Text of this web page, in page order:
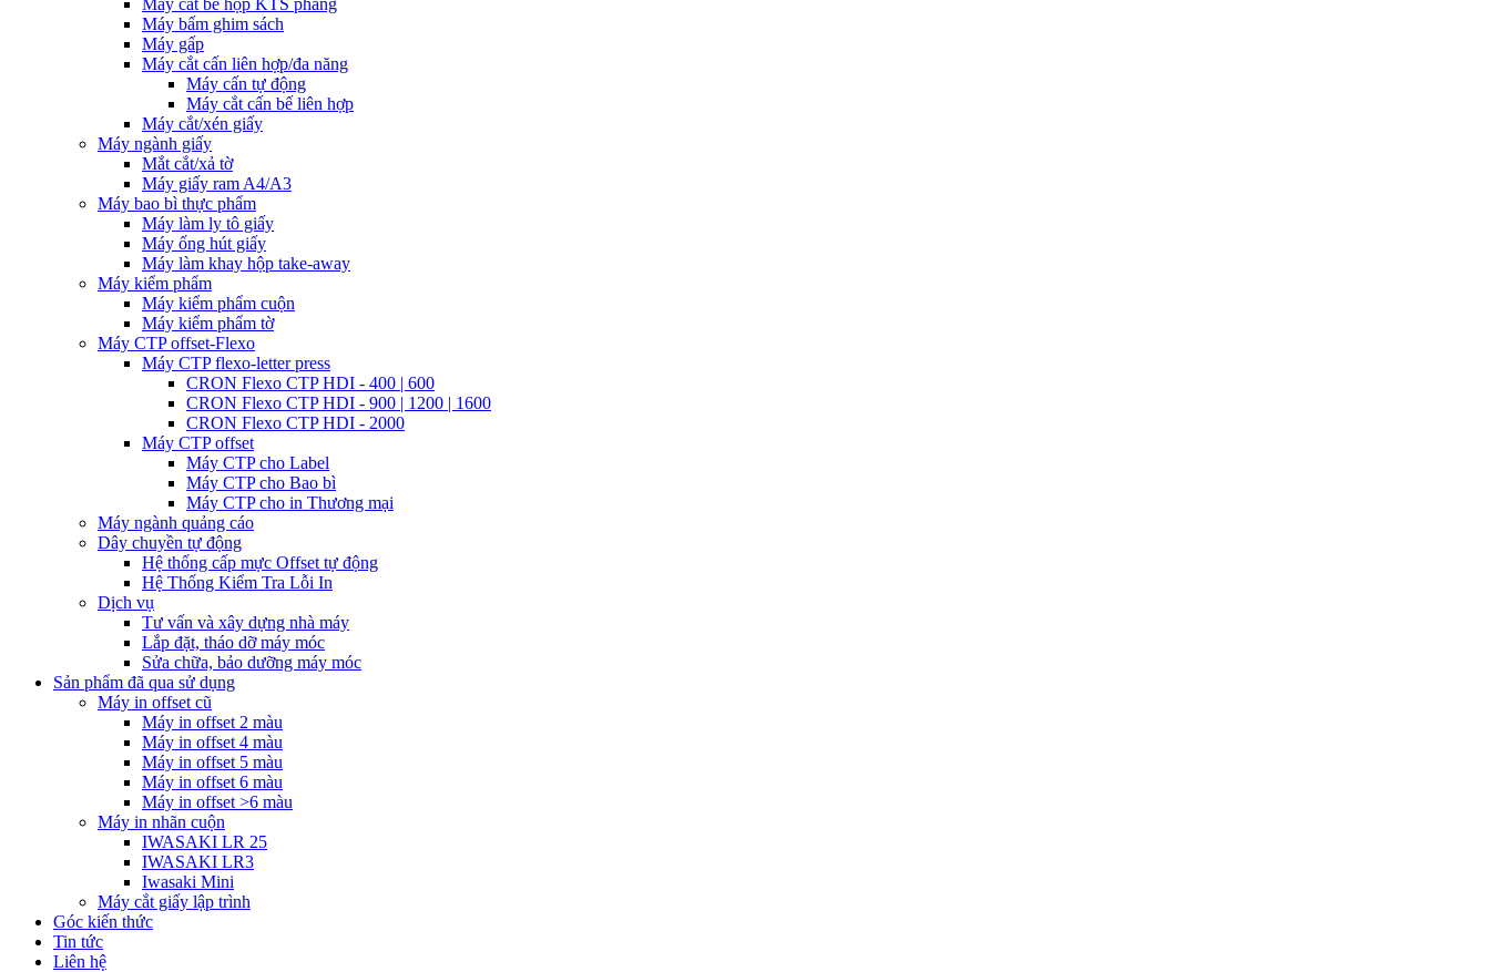
Máy cắt bế hộp KTS phẳng
Máy bấm ghim sách
Máy gấp
Máy cắt cấn liên hợp/đa năng
Máy cấn tự động
Máy cắt cấn bế liên hợp
Máy cắt/xén giấy
Máy ngành giấy
Mắt cắt/xả tờ
Máy giấy ram A4/A3
Máy bao bì thực phẩm
Máy làm ly tô giấy
Máy ống hút giấy
Máy làm khay hộp take-away
Máy kiểm phẩm
Máy kiểm phẩm cuộn
Máy kiểm phẩm tờ
Máy CTP offset-Flexo
Máy CTP flexo-letter press
CRON Flexo CTP HDI - 400 | 600
CRON Flexo CTP HDI - 900 | 1200 | 1600
CRON Flexo CTP HDI - 2000
Máy CTP offset
Máy CTP cho Label
Máy CTP cho Bao bì
Máy CTP cho in Thương mại
Máy ngành quảng cáo
Dây chuyền tự động
Hệ thống cấp mực Offset tự động
Hệ Thống Kiểm Tra Lỗi In
Dịch vụ
Tư vấn và xây dựng nhà máy
Lắp đặt, tháo dỡ máy móc
Sửa chữa, bảo dưỡng máy móc
Sản phẩm đã qua sử dụng
Máy in offset cũ
Máy in offset 2 màu
Máy in offset 4 màu
Máy in offset 5 màu
Máy in offset 6 màu
Máy in offset >6 màu
Máy in nhãn cuộn
IWASAKI LR 25
IWASAKI LR3
Iwasaki Mini
Máy cắt giấy lập trình
Góc kiến thức
Tin tức
Liên hệ